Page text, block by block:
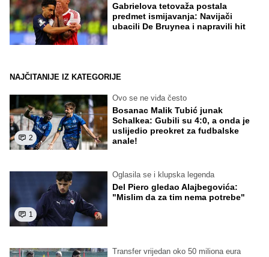
Gabrielova tetovaža postala
predmet ismijavanja: Navijači
ubacili De Bruynea i napravili hit
NAJČITANIJE IZ KATEGORIJE
2
Ovo se ne viđa često
Bosanac Malik Tubić junak
Schalkea: Gubili su 4:0, a onda je
uslijedio preokret za fudbalske
anale!
1
Oglasila se i klupska legenda
Del Piero gledao Alajbegovića:
"Mislim da za tim nema potrebe"
Transfer vrijedan oko 50 miliona eura